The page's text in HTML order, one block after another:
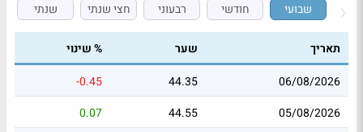
שבועי חודשי רבעוני חצי שנתי שנתי
תאריך שער
% שינוי
06/08/2026
44.35
-0.45
05/08/2026
44.55
0.07